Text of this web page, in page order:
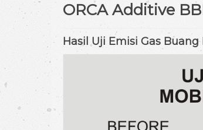
ORCA Additive
Hasil Uji Emisi Gas